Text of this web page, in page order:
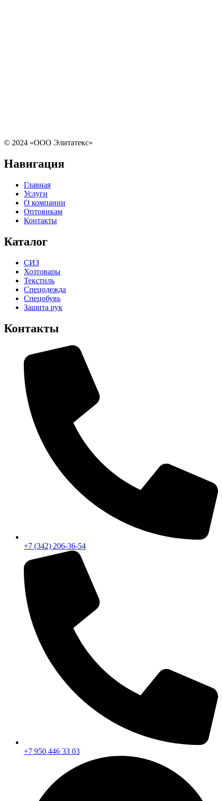
© 2024 «ООО Элитатекс»
Навигация
Главная
Услуги
О компании
Оптовикам
Контакты
Каталог
СИЗ
Хозтовары
Текстиль
Спецодежда
Спецобувь
Защита рук
Контакты
+7 (342) 206-36-54
+7 950 446 33 03